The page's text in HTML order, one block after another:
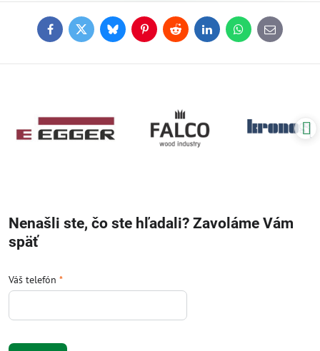
FacebookTwitterBlueskyPinterestReddit LinkedInWhatsApp
E-
mail
Nenašli ste, čo ste hľadali? Zavoláme Vám
späť
Váš telefón *